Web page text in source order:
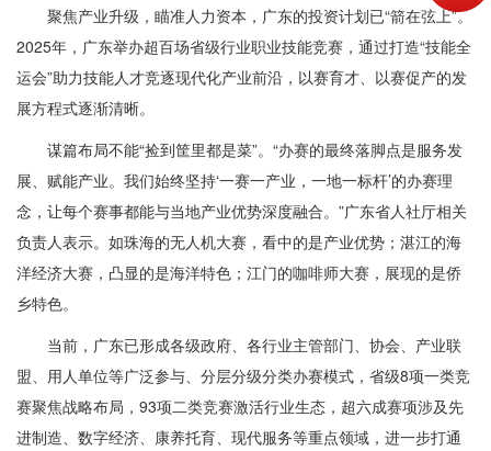
聚焦产业升级，瞄准人力资本，广东的投资计划已“箭在弦上”。
2025年，广东举办超百场省级行业职业技能竞赛，通过打造“技能全
运会”助力技能人才竞逐现代化产业前沿，以赛育才、以赛促产的发
展方程式逐渐清晰。
谋篇布局不能“捡到筐里都是菜”。“办赛的最终落脚点是服务发
展、赋能产业。我们始终坚持‘一赛一产业，一地一标杆’的办赛理
念，让每个赛事都能与当地产业优势深度融合。”广东省人社厅相关
负责人表示。如珠海的无人机大赛，看中的是产业优势；湛江的海
洋经济大赛，凸显的是海洋特色；江门的咖啡师大赛，展现的是侨
乡特色。
当前，广东已形成各级政府、各行业主管部门、协会、产业联
盟、用人单位等广泛参与、分层分级分类办赛模式，省级8项一类竞
赛聚焦战略布局，93项二类竞赛激活行业生态，超六成赛项涉及先
进制造、数字经济、康养托育、现代服务等重点领域，进一步打通